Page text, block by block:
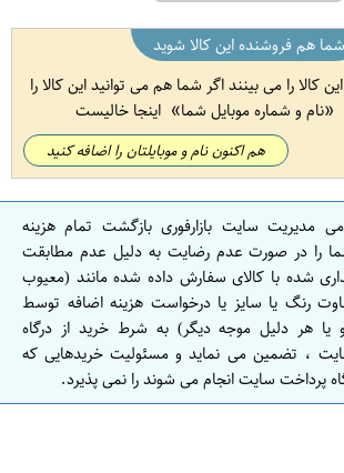
شما هم فروشنده این کالا شوید
کالا را می بینند اگر شما هم می توانید این کالا را
نام و شماره موبایل شما اینجا خالیست
هم اکنون نام و موبایلتان را اضافه کنید
مدیریت سایت بازارفوری بازگشت تمام هزینه
را در صورت عدم رضایت به دلیل عدم مطابقت
شده با کالای سفارش داده شده مانند (معیوب
رنگ یا سایز یا درخواست هزینه اضافه توسط
یا هر دلیل موجه دیگر) به شرط خرید از درگاه
، تضمین می نماید و مسئولیت خریدهایی که
پرداخت سایت انجام می شوند را نمی پذیرد.